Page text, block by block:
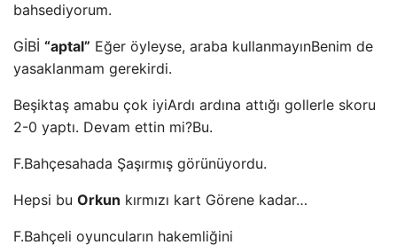
bahsediyorum.
GİBİ “aptal” Eğer öyleyse, araba kullanmayınBenim de
yasaklanmam gerekirdi.
Beşiktaş amabu çok iyiArdı ardına attığı gollerle skoru
2-0 yaptı. Devam ettin mi?Bu.
F.Bahçesahada Şaşırmış görünüyordu.
Hepsi bu Orkun kırmızı kart Görene kadar…
F.Bahçeli oyuncuların hakemliğini